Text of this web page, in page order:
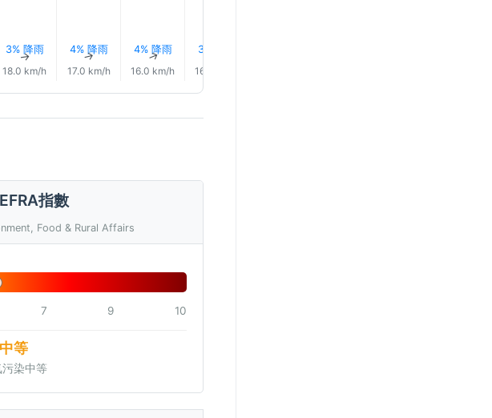
3% 降雨
↑
18.0 km/h
4% 降雨
↑
17.0 km/h
4% 降雨
↑
16.0 km/h
3% 降雨
16.0 km/h
指數
Food & Rural Affairs
7 9 10
中等
污染中等